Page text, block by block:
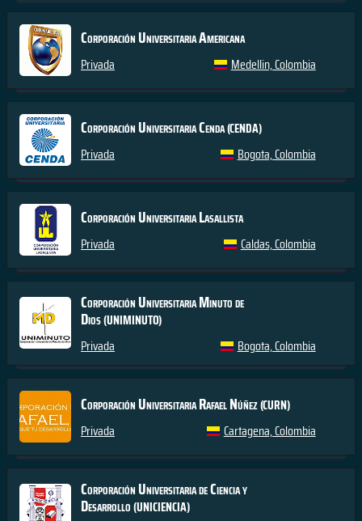
Corporación Universitaria Americana
Privada Medellin, Colombia
Corporación Universitaria Cenda(CENDA)
Privada Bogota, Colombia
Corporación Universitaria Lasallista
Privada Caldas, Colombia
Corporación Universitaria Minuto de
Dios(UNIMINUTO)
Privada Bogota, Colombia
Corporación Universitaria Rafael Núñez(CURN)
Privada Cartagena, Colombia
Corporación Universitaria de Ciencia y
Desarrollo(UNICIENCIA)